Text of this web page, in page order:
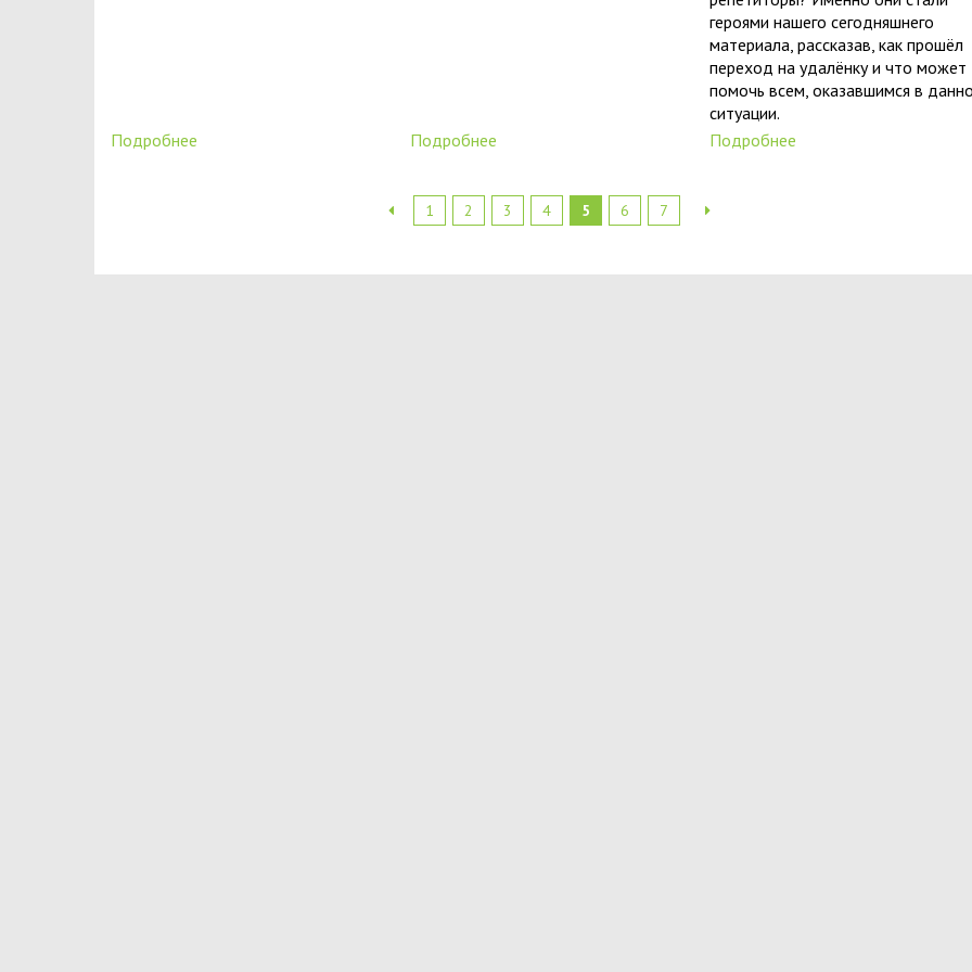
Подробнее Подробнее
героями нашего сегодняшнего
материала, рассказав, как прошёл
переход на удалёнку и что может
помочь всем, оказавшимся в
ситуации.
Подробнее
1 2 3 4 5 6 7